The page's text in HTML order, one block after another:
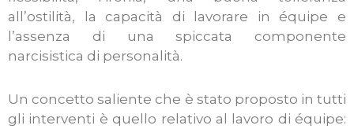
all’ostilità, la capacità di lavorare in équipe e
l’assenza di una spiccata componente
narcisistica di personalità.
Un concetto saliente che è stato proposto in tutti
gli interventi è quello relativo al lavoro di équipe: